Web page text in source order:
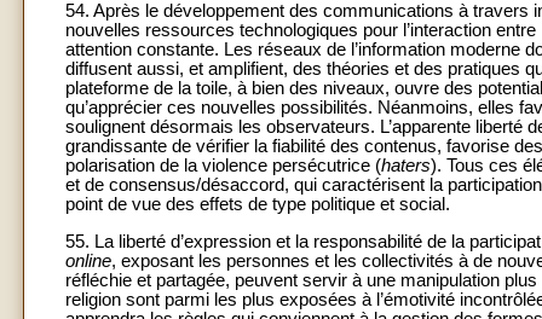
54. Après le développement des communications à travers
nouvelles ressources technologiques pour l’interaction
attention constante. Les réseaux de l’information moderne
diffusent aussi, et amplifient, des théories et des pratiques
plateforme de la toile, à bien des niveaux, ouvre des
qu’apprécier ces nouvelles possibilités. Néanmoins, elles
soulignent désormais les observateurs. L’apparente liberté
grandissante de vérifier la fiabilité des contenus, favorise
polarisation de la violence persécutrice (haters). Tous ces
et de consensus/désaccord, qui caractérisent la
point de vue des effets de type politique et social.
55. La liberté d’expression et la responsabilité de la
online, exposant les personnes et les collectivités à de
réfléchie et partagée, peuvent servir à une manipulation plus
religion sont parmi les plus exposées à l’émotivité